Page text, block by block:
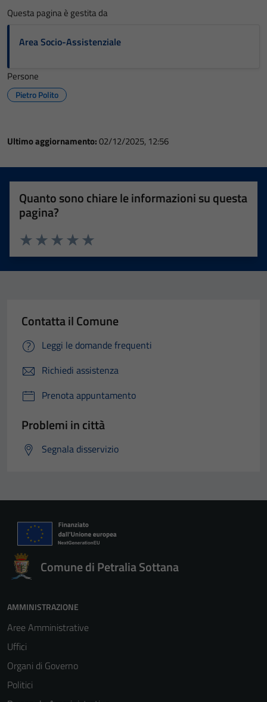
Questa pagina è gestita da
Area Socio-Assistenziale
Persone
Pietro Polito
Ultimo aggiornamento:02/12/2025, 12:56
Quanto sono chiare le informazioni su questa
pagina?
Valuta 5 stelle su 5
Valuta 4 stelle su 5
Valuta 3 stelle su 5
Valuta 2 stelle su 5
Valuta 1 stelle su 5
Contatta il Comune
Leggi le domande frequenti
Richiedi assistenza
Prenota appuntamento
Problemi in città
Segnala disservizio
Comune di Petralia Sottana
AMMINISTRAZIONE
Aree Amministrative
Uffici
Organi di Governo
Politici